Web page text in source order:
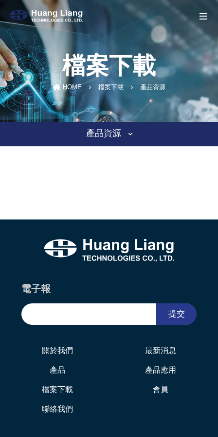
檔案下載
HOME 檔案下載 產品資源
產品資源
電子報
提交
關於我們 最新消息
產品 產品應用
檔案下載 會員
聯絡我們